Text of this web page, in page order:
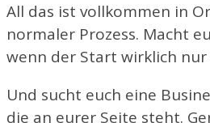
All das ist vollkommen in
normaler Prozess. Macht
wenn der Start wirklich nur
Und sucht euch eine
die an eurer Seite steht.